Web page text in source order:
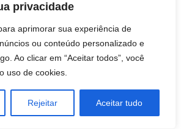
privacidade
aprimorar sua experiência de
ou conteúdo personalizado e
Ao clicar em “Aceitar todos”, você
uso de cookies.
Rejeitar Aceitar tudo
e trabalhos espirituais
Catarina - São José